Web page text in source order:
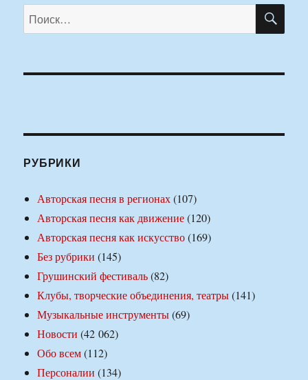
Искать:
РУБРИКИ
Авторская песня в регионах(107)
Авторская песня как движение(120)
Авторская песня как искусство(169)
Без рубрики (145)
Грушинский фестиваль(82)
Клубы, творческие объединения, театры(141)
Музыкальные инструменты(69)
Новости (42 062)
Обо всем(112)
Персоналии (134)